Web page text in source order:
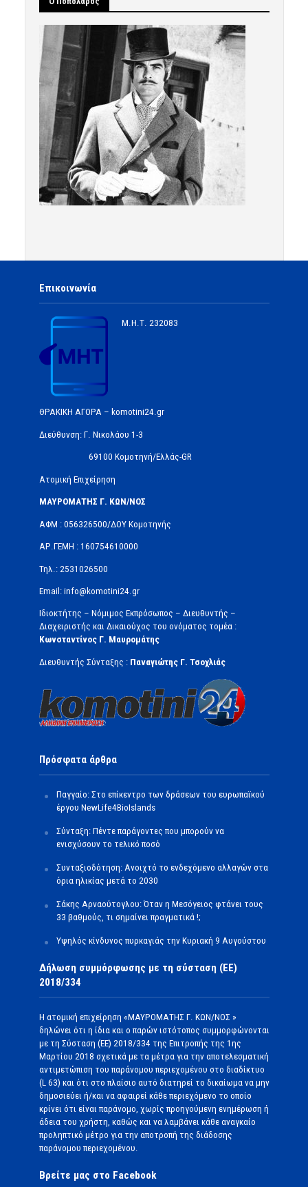
Επικοινωνία
Μ.Η.Τ. 232083
ΘΡΑΚΙΚΗ ΑΓΟΡΑ – komotini24.gr
Διεύθυνση: Γ. Νικολάου 1-3
69100 Κομοτηνή/Ελλάς-GR
Ατομική Επιχείρηση
ΜΑΥΡΟΜΑΤΗΣ Γ. ΚΩΝ/ΝΟΣ
ΑΦΜ : 056326500/ΔOΥ Κομοτηνής
ΑΡ.ΓΕΜΗ : 160754610000
Τηλ.: 2531026500
Email: info@komotini24.gr
Ιδιοκτήτης – Νόμιμος Εκπρόσωπος – Διευθυντής –
Διαχειριστής και Δικαιούχος του ονόματος τομέα :
Κωνσταντίνος Γ. Μαυρομάτης
Διευθυντής Σύνταξης : Παναγιώτης Γ. Τσοχλιάς
Πρόσφατα άρθρα
Παγγαίο: Στο επίκεντρο των δράσεων του ευρωπαϊκού
έργου NewLife4BioIslands
Σύνταξη: Πέντε παράγοντες που μπορούν να
ενισχύσουν το τελικό ποσό
Συνταξιοδότηση: Ανοιχτό το ενδεχόμενο αλλαγών στα
όρια ηλικίας μετά το 2030
Σάκης Αρναούτογλου: Όταν η Μεσόγειος φτάνει τους
33 βαθμούς, τι σημαίνει πραγματικά !;
Υψηλός κίνδυνος πυρκαγιάς την Κυριακή 9 Αυγούστου
Δήλωση συμμόρφωσης με τη σύσταση (ΕΕ)
2018/334
Η ατομική επιχείρηση «ΜΑΥΡΟΜΑΤΗΣ Γ. ΚΩΝ/ΝΟΣ »
δηλώνει ότι η ίδια και ο παρών ιστότοπος συμμορφώνονται
με τη Σύσταση (ΕΕ) 2018/334 της Επιτροπής της 1ης
Μαρτίου 2018 σχετικά με τα μέτρα για την αποτελεσματική
αντιμετώπιση του παράνομου περιεχομένου στο διαδίκτυο
(L 63) και ότι στο πλαίσιο αυτό διατηρεί το δικαίωμα να μην
δημοσιεύει ή/και να αφαιρεί κάθε περιεχόμενο το οποίο
κρίνει ότι είναι παράνομο, χωρίς προηγούμενη ενημέρωση ή
άδεια του χρήστη, καθώς και να λαμβάνει κάθε αναγκαίο
προληπτικό μέτρο για την αποτροπή της διάδοσης
παράνομου περιεχομένου.
Βρείτε μας στο Facebook